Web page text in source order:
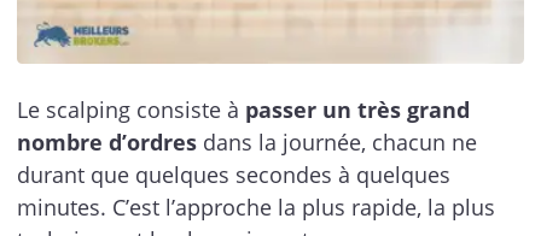
Le scalping consiste à passer un très grand
nombre d’ordresdans la journée, chacun ne
durant que quelques secondes à quelques
minutes. C’est l’approche la plus rapide, la plus